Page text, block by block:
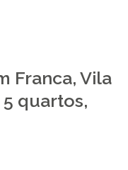
Franca, Vila
quartos,